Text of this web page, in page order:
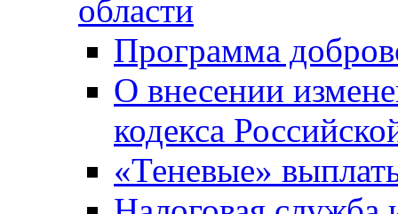
области
Программа
О внесении
кодекса
«Теневые»